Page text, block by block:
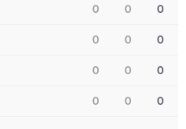
0 0 0
0 0 0
0 0 0
0 0 0